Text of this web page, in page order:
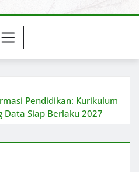
Pendidikan: Kurikulum
Data Siap Berlaku 2027